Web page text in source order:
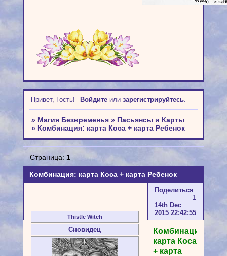
Привет, Гость! Войдитеили зарегистрируйтесь.
» Магия Безвременья » Пасьянсы и Карты
» Комбинация: карта Коса + карта Ребенок
Комбинация: карта Коса + карта Ребенок
Страница: 1
Поделиться
1
14th Dec
2015 22:42:55
Thistle Witch
Сновидец
Комбинация:
карта Коса
+ карта